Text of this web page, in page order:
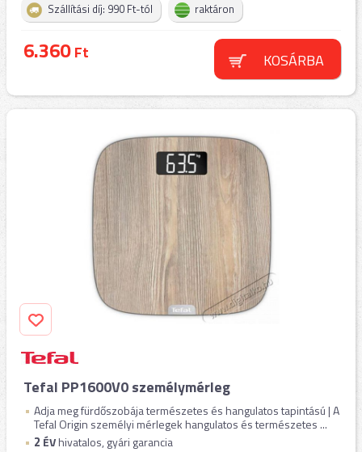
Szállítási díj: 990 Ft-tól raktáron
6.360Ft KOSÁRBA
Tefal PP1600V0 személymérleg
Adja meg fürdőszobája természetes és hangulatos tapintású | A
Tefal Origin személyi mérlegek hangulatos és természetes ...
2 ÉVhivatalos, gyári garancia